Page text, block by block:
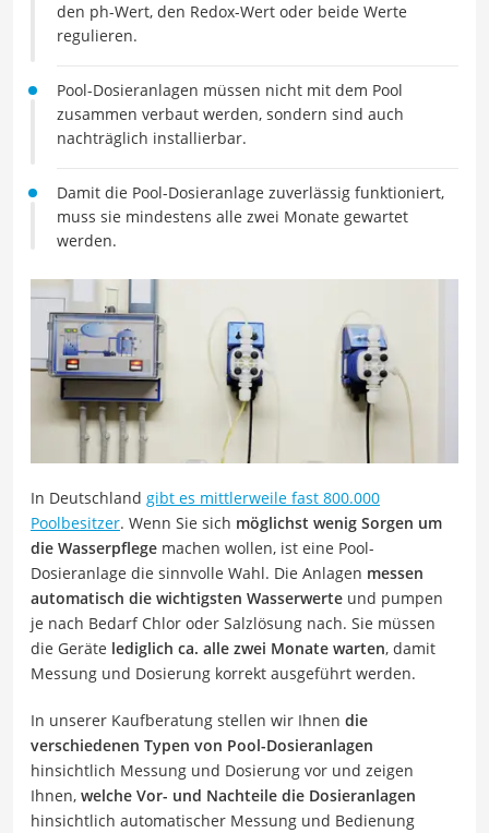
den ph-Wert, den Redox-Wert oder beide Werte
regulieren.
Pool-Dosieranlagen müssen nicht mit dem Pool
zusammen verbaut werden, sondern sind auch
nachträglich installierbar.
Damit die Pool-Dosieranlage zuverlässig funktioniert,
muss sie mindestens alle zwei Monate gewartet
werden.
In Deutschland gibt es mittlerweile fast 800.000
Poolbesitzer. Wenn Sie sich möglichst wenig Sorgen um
die Wasserpflege machen wollen, ist eine Pool-
Dosieranlage die sinnvolle Wahl. Die Anlagen messen
automatisch die wichtigsten Wasserwerte und pumpen
je nach Bedarf Chlor oder Salzlösung nach. Sie müssen
die Geräte lediglich ca. alle zwei Monate warten, damit
Messung und Dosierung korrekt ausgeführt werden.
In unserer Kaufberatung stellen wir Ihnen die
verschiedenen Typen von Pool-Dosieranlagen
hinsichtlich Messung und Dosierung vor und zeigen
Ihnen, welche Vor- und Nachteile die Dosieranlagen
hinsichtlich automatischer Messung und Bedienung